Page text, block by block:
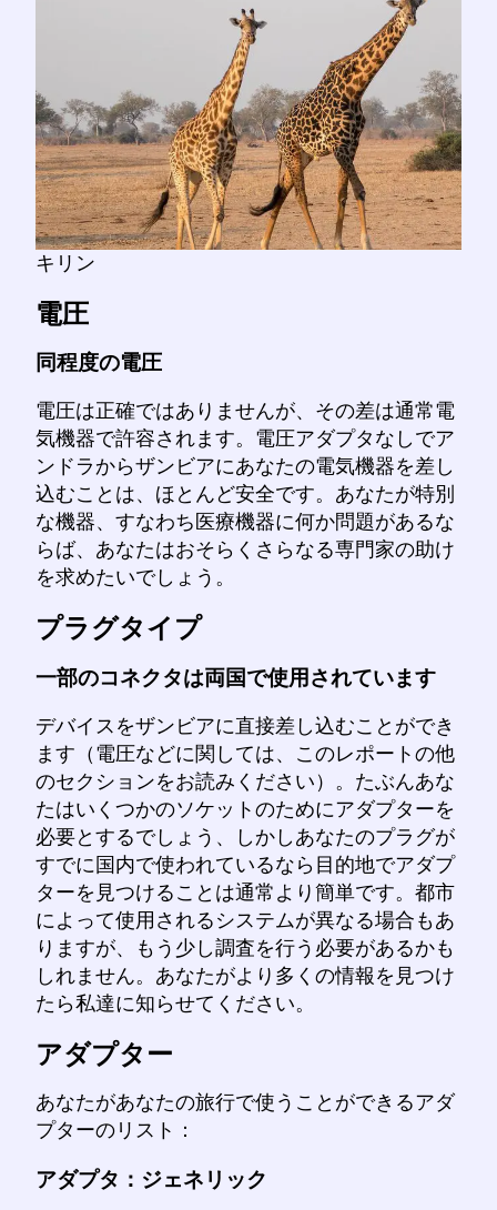
キリン
電圧
同程度の電圧
電圧は正確ではありませんが、その差は通常電
気機器で許容されます。電圧アダプタなしでア
ンドラからザンビアにあなたの電気機器を差し
込むことは、ほとんど安全です。あなたが特別
な機器、すなわち医療機器に何か問題があるな
らば、あなたはおそらくさらなる専門家の助け
を求めたいでしょう。
プラグタイプ
一部のコネクタは両国で使用されています
デバイスをザンビアに直接差し込むことができ
ます（電圧などに関しては、このレポートの他
のセクションをお読みください）。たぶんあな
たはいくつかのソケットのためにアダプターを
必要とするでしょう、しかしあなたのプラグが
すでに国内で使われているなら目的地でアダプ
ターを見つけることは通常より簡単です。都市
によって使用されるシステムが異なる場合もあ
りますが、もう少し調査を行う必要があるかも
しれません。あなたがより多くの情報を見つけ
たら私達に知らせてください。
アダプター
あなたがあなたの旅行で使うことができるアダ
プターのリスト：
アダプタ：ジェネリック